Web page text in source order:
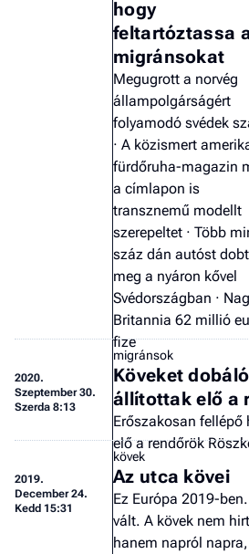
hogy
feltartóztassa
migránsokat
Megugrott a norvég
állampolgárságért
folyamodó svédek
· A közismert
fürdőruha-magazin
a címlapon is
transznemű modellt
szerepeltet · Több
száz dán autóst
meg a nyáron kővel
Svédországban ·
Britannia 62 millió
fize
2020.
Szeptember 30.
Szerda 8:13
migránsok
Köveket
állítottak elő a
Erőszakosan
elő a rendőrök
2019.
December 24.
Kedd 15:31
kövek
Az utca kövei
Ez Európa 2019-
vált. A kövek nem
hanem napról